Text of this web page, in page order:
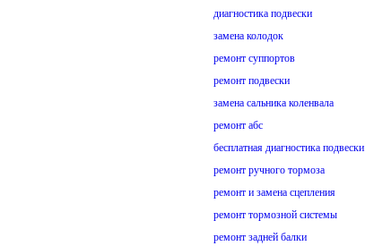
диагностика подвески
замена колодок
ремонт суппортов
ремонт подвески
замена сальника коленвала
ремонт абс
бесплатная диагностика подвески
ремонт ручного тормоза
ремонт и замена сцепления
ремонт тормозной системы
ремонт задней балки